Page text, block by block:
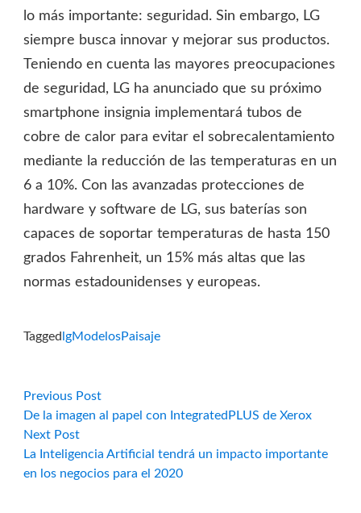
lo más importante: seguridad. Sin embargo, LG
siempre busca innovar y mejorar sus productos.
Teniendo en cuenta las mayores preocupaciones
de seguridad, LG ha anunciado que su próximo
smartphone insignia implementará tubos de
cobre de calor para evitar el sobrecalentamiento
mediante la reducción de las temperaturas en un
6 a 10%. Con las avanzadas protecciones de
hardware y software de LG, sus baterías son
capaces de soportar temperaturas de hasta 150
grados Fahrenheit, un 15% más altas que las
normas estadounidenses y europeas.
Tagged lgModelosPaisaje
Navegación
de
entradas
Previous PostPrevious
post:
De la imagen al papel con IntegratedPLUS de Xerox
Next PostNext
post:
La Inteligencia Artificial tendrá un impacto importante
en los negocios para el 2020